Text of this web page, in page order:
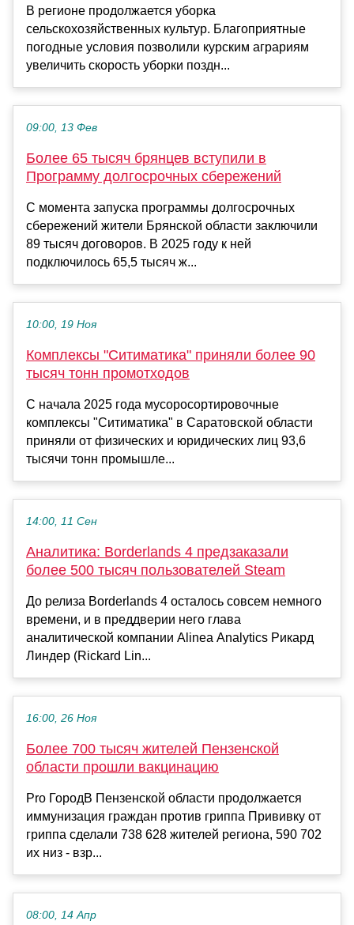
В регионе продолжается уборка
сельскохозяйственных культур. Благоприятные
погодные условия позволили курским аграриям
увеличить скорость уборки поздн...
09:00, 13 Фев
Более 65 тысяч брянцев вступили в
Программу долгосрочных сбережений
С момента запуска программы долгосрочных
сбережений жители Брянской области заключили
89 тысяч договоров. В 2025 году к ней
подключилось 65,5 тысяч ж...
10:00, 19 Ноя
Комплексы "Ситиматика" приняли более 90
тысяч тонн промотходов
С начала 2025 года мусоросортировочные
комплексы "Ситиматика" в Саратовской области
приняли от физических и юридических лиц 93,6
тысячи тонн промышле...
14:00, 11 Сен
Аналитика: Borderlands 4 предзаказали
более 500 тысяч пользователей Steam
До релиза Borderlands 4 осталось совсем немного
времени, и в преддверии него глава
аналитической компании Alinea Analytics Рикард
Линдер (Rickard Lin...
16:00, 26 Ноя
Более 700 тысяч жителей Пензенской
области прошли вакцинацию
Pro ГородВ Пензенской области продолжается
иммунизация граждан против гриппа Прививку от
гриппа сделали 738 628 жителей региона, 590 702
их низ - взр...
08:00, 14 Апр